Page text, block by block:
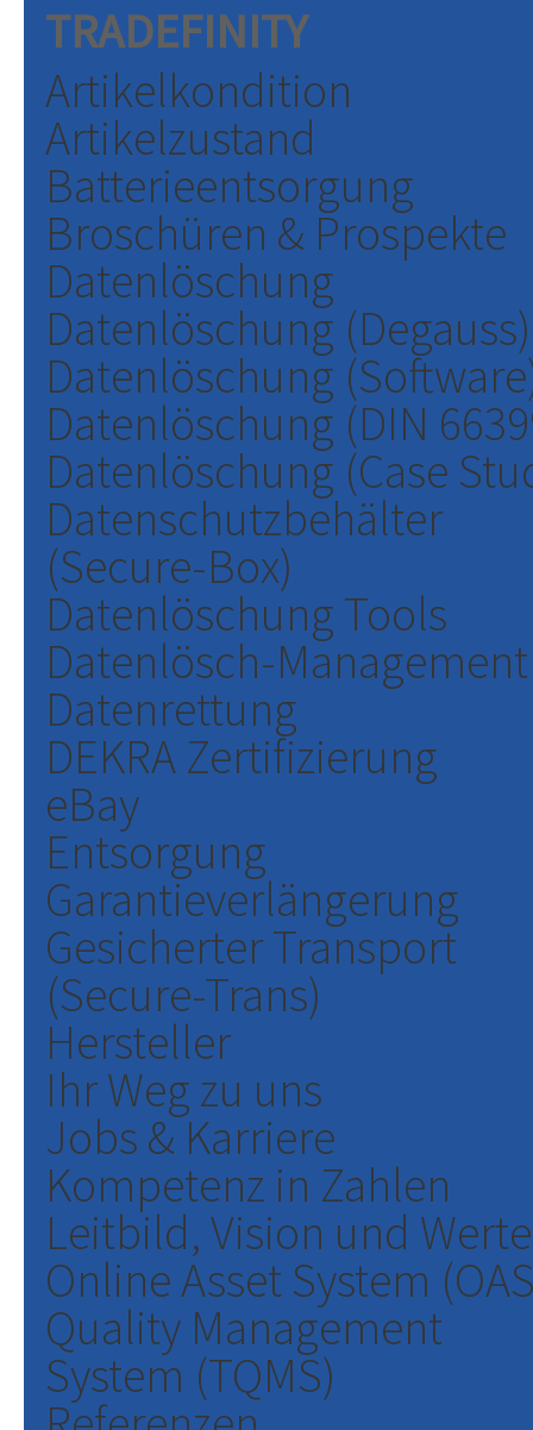
TRADEFINITY
Artikelkondition
Artikelzustand
Batterieentsorgung
Broschüren & Prospekte
Datenlöschung
Datenlöschung (Degauss)
Datenlöschung
Datenlöschung (DIN
Datenlöschung (Case
Datenschutzbehälter
(Secure-Box)
Datenlöschung Tools
Datenlösch-Management
Datenrettung
DEKRA Zertifizierung
eBay
Entsorgung
Garantieverlängerung
Gesicherter Transport
(Secure-Trans)
Hersteller
Ihr Weg zu uns
Jobs & Karriere
Kompetenz in Zahlen
Leitbild, Vision und Werte
Online Asset System
Quality Management
System (TQMS)